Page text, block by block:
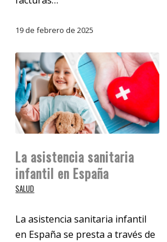
19 de febrero de 2025
La asistencia sanitaria
infantil en España
SALUD
La asistencia sanitaria infantil
en España se presta a través de